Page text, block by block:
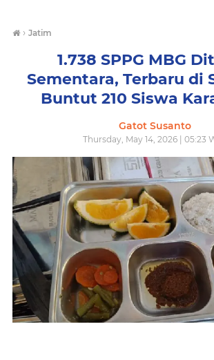
› Jatim
1.738 SPPG MBG
Sementara, Terbaru di
Buntut 210 Siswa
Gatot Susanto
Thursday, May 14, 2026 | 05:23